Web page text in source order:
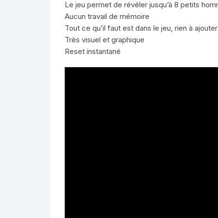
Le jeu permet de révéler jusqu’à 8 petits
Aucun travail de mémoire
Tout ce qu’il faut est dans le jeu, rien à ajouter
Très visuel et graphique
Reset instantané